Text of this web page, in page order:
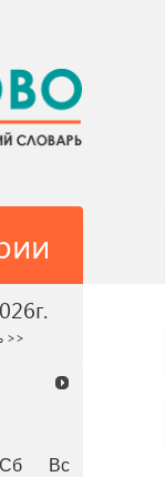
>>
Сб Вс